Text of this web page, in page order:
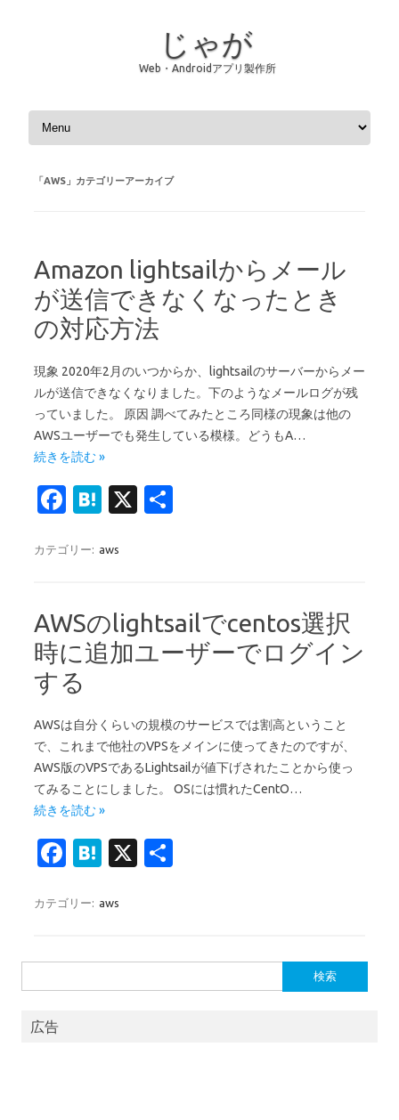
じゃが
Web・Androidアプリ製作所
コンテンツへスキップ
「AWS 」カテゴリーアーカイブ
Amazon lightsailからメール
が送信できなくなったとき
の対応方法
現象 2020年2月のいつからか、lightsailのサーバーからメー
ルが送信できなくなりました。下のようなメールログが残
っていました。 原因 調べてみたところ同様の現象は他の
AWSユーザーでも発生している模様。どうもA…
続きを読む »
Fa
e
o
o
k
H
e
a
X
カテゴリー: aws
AWSのlightsailでcentos選択
時に追加ユーザーでログイン
する
AWSは自分くらいの規模のサービスでは割高ということ
で、これまで他社のVPSをメインに使ってきたのですが、
AWS版のVPSであるLightsailが値下げされたことから使っ
てみることにしました。 OSには慣れたCentO…
続きを読む »
Fa
e
o
o
H
e
a
X
カテゴリー: aws
索:
広告